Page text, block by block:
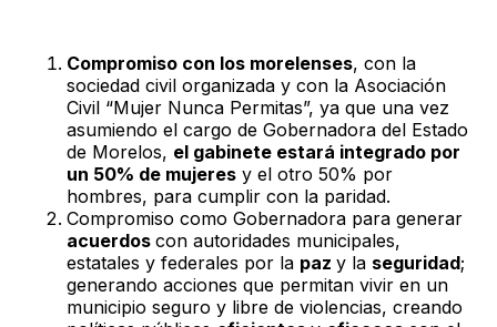
Compromiso con los morelenses, con la
sociedad civil organizada y con la Asociación
Civil “Mujer Nunca Permitas”, ya que una vez
asumiendo el cargo de Gobernadora del Estado
de Morelos, el gabinete estará integrado por
un 50% de mujeres y el otro 50% por
hombres, para cumplir con la paridad.
Compromiso como Gobernadora para generar
acuerdos con autoridades municipales,
estatales y federales por la paz y la seguridad;
generando acciones que permitan vivir en un
municipio seguro y libre de violencias, creando